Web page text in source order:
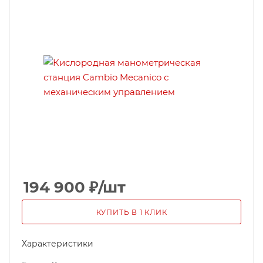
194 900 ₽/шт
КУПИТЬ В 1 КЛИК
Характеристики